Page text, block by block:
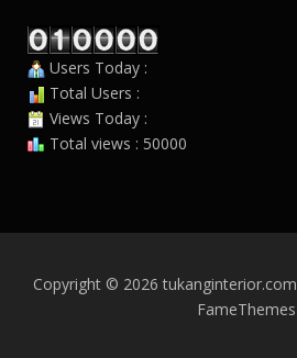
Users Today :
Total Users :
Views Today :
Total views : 50000
Copyright © 2026 tukanginterior.com
FameThemes